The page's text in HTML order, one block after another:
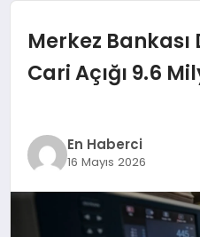
SAĞLIK
TEKNOLOJI
DÜNYA
Merkez
Cari Açığı 9.6
En Haberci
16 Mayıs 2026